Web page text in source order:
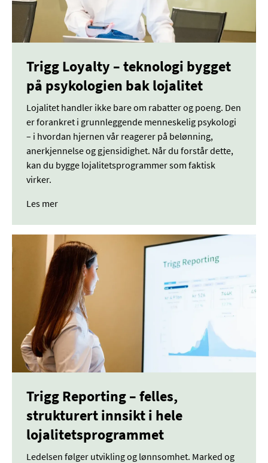
Trigg Loyalty – teknologi bygget
på psykologien bak lojalitet
Lojalitet handler ikke bare om rabatter og poeng. Den
er forankret i grunnleggende menneskelig psykologi
– i hvordan hjernen vår reagerer på belønning,
anerkjennelse og gjensidighet. Når du forstår dette,
kan du bygge lojalitetsprogrammer som faktisk
virker.
Les mer
Trigg Reporting – felles,
strukturert innsikt i hele
lojalitetsprogrammet
Ledelsen følger utvikling og lønnsomhet. Marked og